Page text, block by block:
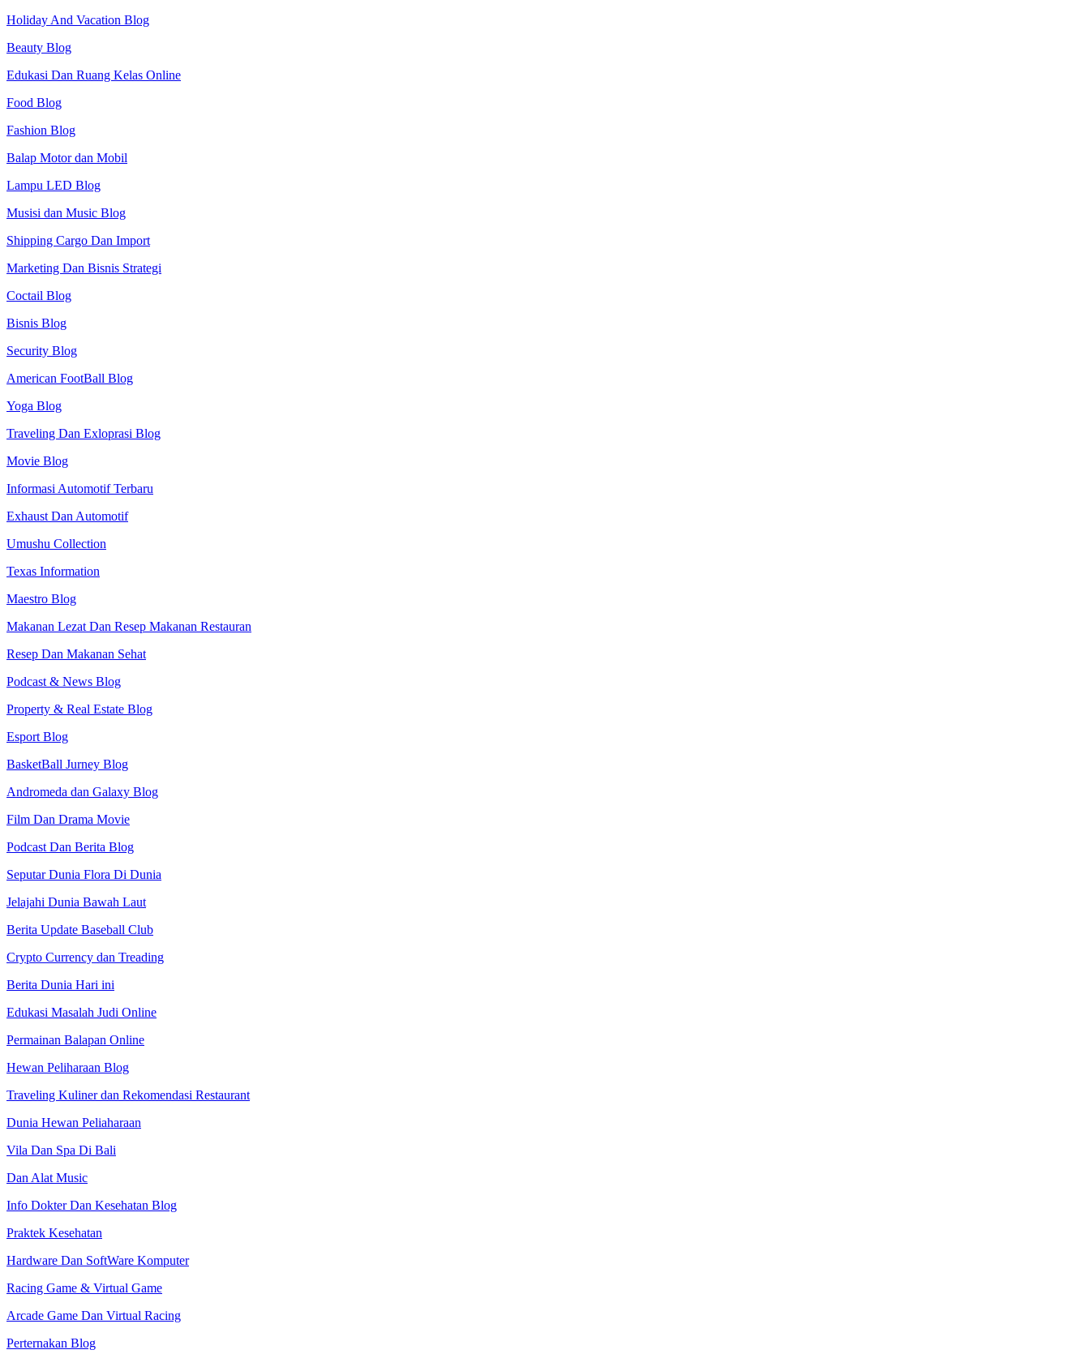
Holiday And Vacation Blog
Beauty Blog
Edukasi Dan Ruang Kelas Online
Food Blog
Fashion Blog
Balap Motor dan Mobil
Lampu LED Blog
Musisi dan Music Blog
Shipping Cargo Dan Import
Marketing Dan Bisnis Strategi
Coctail Blog
Bisnis Blog
Security Blog
American FootBall Blog
Yoga Blog
Traveling Dan Exloprasi Blog
Movie Blog
Informasi Automotif Terbaru
Exhaust Dan Automotif
Umushu Collection
Texas Information
Maestro Blog
Makanan Lezat Dan Resep Makanan Restauran
Resep Dan Makanan Sehat
Podcast & News Blog
Property & Real Estate Blog
Esport Blog
BasketBall Jurney Blog
Andromeda dan Galaxy Blog
Film Dan Drama Movie
Podcast Dan Berita Blog
Seputar Dunia Flora Di Dunia
Jelajahi Dunia Bawah Laut
Berita Update Baseball Club
Crypto Currency dan Treading
Berita Dunia Hari ini
Edukasi Masalah Judi Online
Permainan Balapan Online
Hewan Peliharaan Blog
Traveling Kuliner dan Rekomendasi Restaurant
Dunia Hewan Peliaharaan
Vila Dan Spa Di Bali
Dan Alat Music
Info Dokter Dan Kesehatan Blog
Praktek Kesehatan
Hardware Dan SoftWare Komputer
Racing Game & Virtual Game
Arcade Game Dan Virtual Racing
Perternakan Blog